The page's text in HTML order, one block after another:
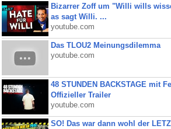
Bizarrer Zoff um "Willi wills
as sagt Willi. ...
youtube.com
Das TLOU2 Meinungsdilemma
youtube.com
48 STUNDEN BACKSTAGE mit
Offizieller Trailer
youtube.com
SO! Das war dann wohl der